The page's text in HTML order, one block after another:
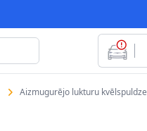
Aizmugurējo lukturu kvēlspuldze